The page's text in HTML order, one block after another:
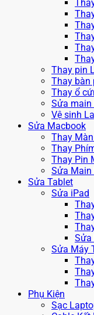
Thay pin
Thay bàn
Thay ổ
Sửa main
Vệ sinh
Sửa Macbook
Thay
Thay
Thay Pin
Sửa
Sửa Tablet
Sửa iPad
Sửa
Sửa Máy
Phụ Kiện
Sạc